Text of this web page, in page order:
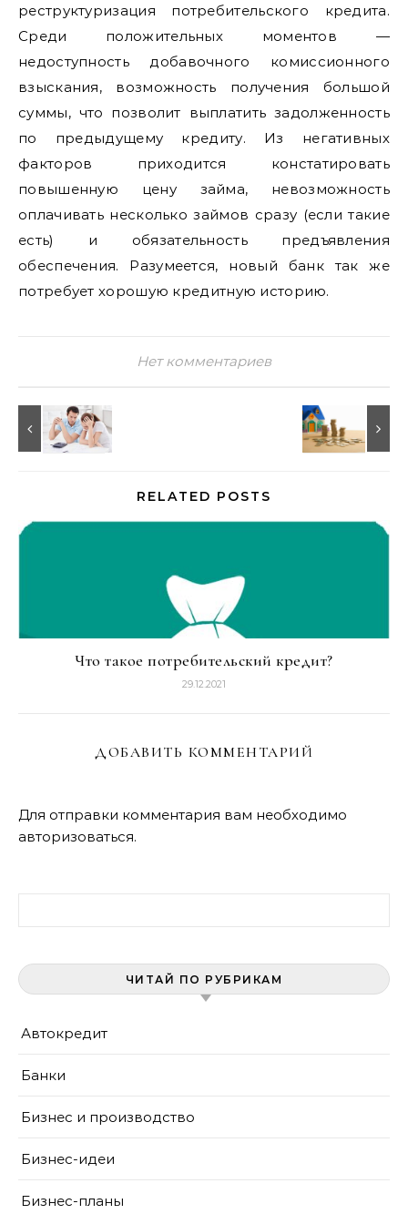
реструктуризация потребительского кредита.
Среди положительных моментов —
недоступность добавочного комиссионного
взыскания, возможность получения большой
суммы, что позволит выплатить задолженность
по предыдущему кредиту. Из негативных
факторов приходится констатировать
повышенную цену займа, невозможность
оплачивать несколько займов сразу (если такие
есть) и обязательность предъявления
обеспечения. Разумеется, новый банк так же
потребует хорошую кредитную историю.
Нет комментариев
RELATED POSTS
Что такое потребительский кредит?
29.12.2021
ДОБАВИТЬ КОММЕНТАРИЙ
Для отправки комментария вам необходимо
авторизоваться.
ЧИТАЙ ПО РУБРИКАМ
Автокредит
Банки
Бизнес и производство
Бизнес-идеи
Бизнес-планы